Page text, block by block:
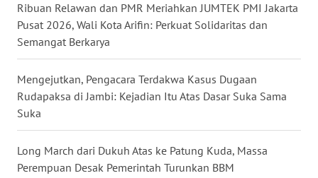
Ribuan Relawan dan PMR Meriahkan JUMTEK PMI Jakarta
Pusat 2026, Wali Kota Arifin: Perkuat Solidaritas dan
Semangat Berkarya
Mengejutkan, Pengacara Terdakwa Kasus Dugaan
Rudapaksa di Jambi: Kejadian Itu Atas Dasar Suka Sama
Suka
Long March dari Dukuh Atas ke Patung Kuda, Massa
Perempuan Desak Pemerintah Turunkan BBM
WN
GORONTALO
SULUT
WN
MALUKU
WN